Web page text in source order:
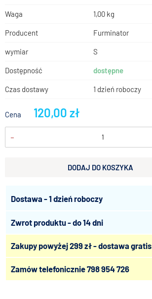
Waga 1,00 kg
Producent Furminator
wymiar S
Dostępność dostępne
Czas dostawy 1 dzień roboczy
Cena 120,00 zł
-
DODAJ DO KOSZYKA
Dostawa - 1 dzień roboczy
Zwrot produktu - do 14 dni
Zakupy powyżej 299 zł - dostawa gratis
Zamów telefonicznie798 954 726